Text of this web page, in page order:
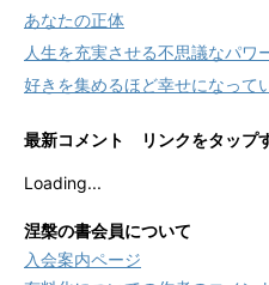
あなたの正体
人生を充実させる不思議なパワ
好きを集めるほど幸せになって
最新コメント リンクをタップ
Loading...
涅槃の書会員について
入会案内ページ